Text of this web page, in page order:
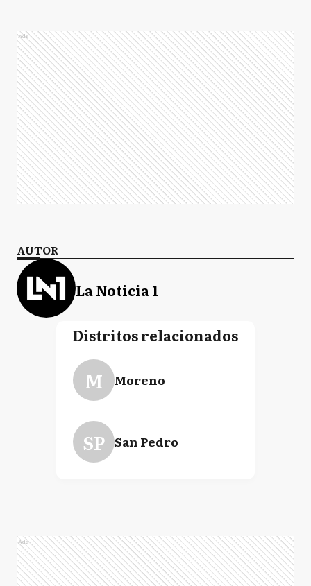
Ads
AUTOR
La Noticia 1
Distritos relacionados
M Moreno
SP San Pedro
Ads